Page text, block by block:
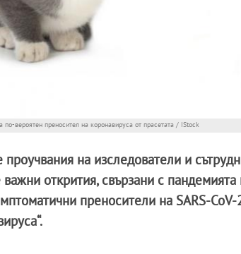
по-вероятен преносител на коронавируса от прасетата / IStock
проучвания на изследователи и
важни открития, свързани с
преносители на SARS-